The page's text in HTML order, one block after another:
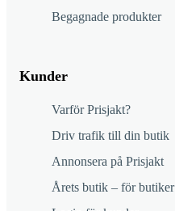
Begagnade produkter
Kunder
Varför Prisjakt?
Driv trafik till din butik
Annonsera på Prisjakt
Årets butik – för butiker